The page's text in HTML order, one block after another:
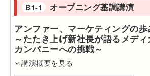
B1-1 オープニング基調講演
アンファー、マーケティングの
～たたき上げ新社長が語るメデ
カンパニーへの挑戦～
講演概要を見る